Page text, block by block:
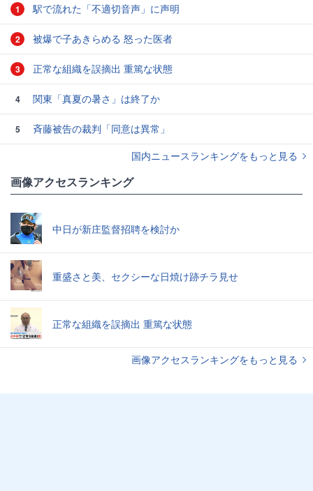
1 駅で流れた「不適切音声」に声明
2 被爆で子あきらめる 怒った医者
3 正常な組織を誤摘出 重篤な状態
4 関東「真夏の暑さ」は終了か
5
斉藤被告の裁判「同意は異常」
国内ニュースランキングをもっと見る
画像アクセスランキング
中日が新庄監督招聘を検討か
重盛さと美、セクシーな日焼け跡チラ見せ
正常な組織を誤摘出 重篤な状態
画像アクセスランキングをもっと見る